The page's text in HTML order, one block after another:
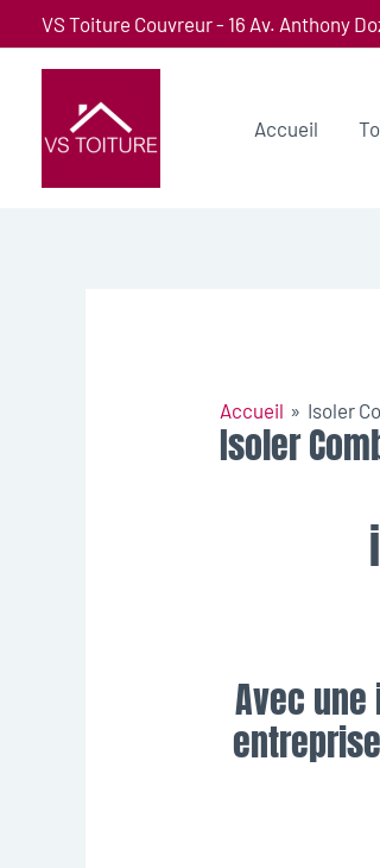
VS Toiture Couvreur - 16 Av. Anthony
Accueil
Accueil Isoler
Isoler
Avec